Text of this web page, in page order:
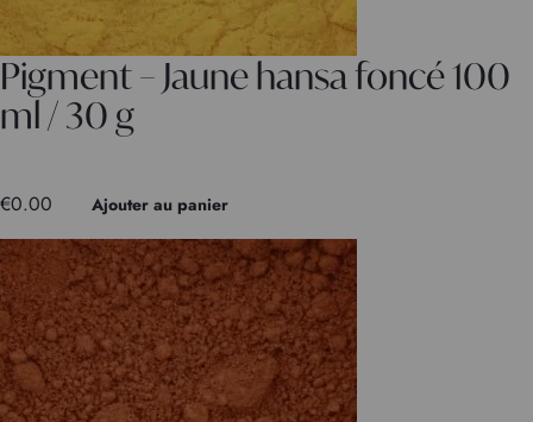
Pigment – Jaune hansa foncé 100
ml / 30 g
€0.00 Ajouter au panier